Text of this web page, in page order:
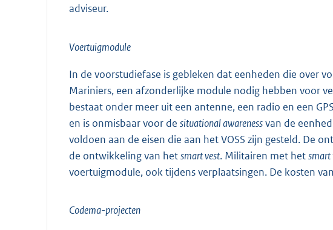
adviseur.
Voertuigmodule
In de voorstudiefase is gebleken dat eenheden die over
Mariniers, een afzonderlijke module nodig hebben voor
bestaat onder meer uit een antenne, een radio en een
en is onmisbaar voor de situational awarenessvan de
voldoen aan de eisen die aan het VOSS zijn gesteld. De
de ontwikkeling van hetsmart vest. Militairen met hetsmart
voertuigmodule, ook tijdens verplaatsingen. De kosten
Codema-projecten